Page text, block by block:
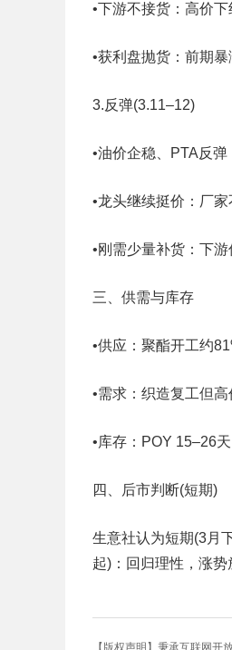
•下游不接货：高价
•获利盘抛货：前期
3.反弹(3.11–12)
•油价企稳、PTA反
•龙头继续挺价：厂
•刚需少量补货：下
三、供需与库存
•供应：聚酯开工约
•需求：织造复工但
•库存：POY 15–26
四、后市判断(短期)
生意社认为短期(3月
起)：回归理性，涨势
【版权声明】秉承互联网